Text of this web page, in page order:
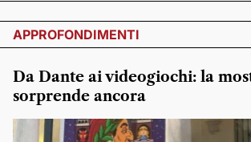
APPROFONDIMENTI
Da Dante ai videogiochi: la
sorprende ancora